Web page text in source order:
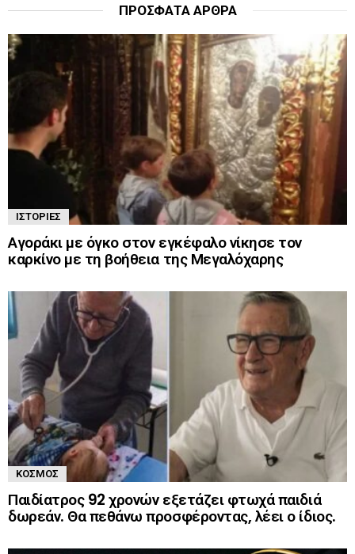
ΠΡΌΣΦΑΤΑ ΆΡΘΡΑ
ΙΣΤΟΡΊΕΣ
Αγοράκι με όγκο στον εγκέφαλο νίκησε τον
καρκίνο με τη βοήθεια της Μεγαλόχαρης
ΚΌΣΜΟΣ
Παιδίατρος 92 χρονών εξετάζει φτωχά παιδιά
δωρεάν. Θα πεθάνω προσφέροντας, λέει ο ίδιος.